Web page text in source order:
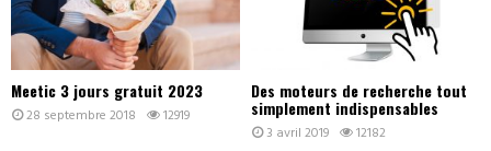
Meetic 3 jours gratuit 2023
28 septembre 2018 12919
Des moteurs de recherche tout
simplement indispensables
3 avril 2019 12182